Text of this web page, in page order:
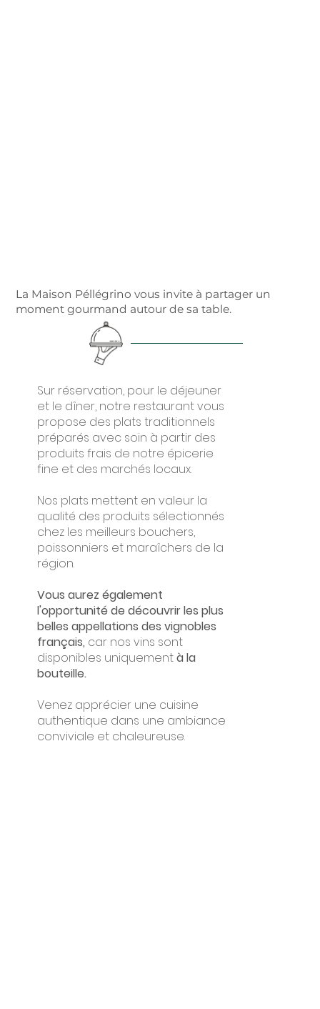
La Maison Péllégrino vous invite à partager un
moment gourmand autour de sa table.
Sur réservation, pour le déjeuner
et le dîner, notre restaurant vous
propose des plats traditionnels
préparés avec soin à partir des
produits frais de notre épicerie
fine et des marchés locaux.
Nos plats mettent en valeur la
qualité des produits sélectionnés
chez les meilleurs bouchers,
poissonniers et maraîchers de la
région.
Vous aurez également
l'opportunité de découvrir les plus
belles appellations des vignobles
français, car nos vins sont
disponibles uniquementà la
bouteille.
Venez apprécier une cuisine
authentique dans une ambiance
conviviale et chaleureuse.